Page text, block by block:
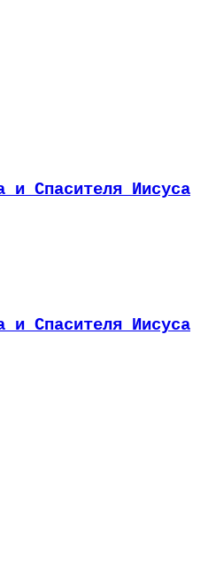
и Спасителя Иисуса
и Спасителя Иисуса